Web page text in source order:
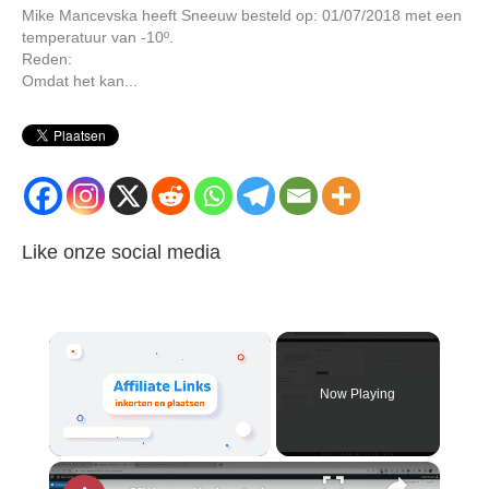
Mike Mancevska heeft Sneeuw besteld op: 01/07/2018 met een
temperatuur van -10º.
Reden:
Omdat het kan...
Like onze social media
Unmute
Now Playing
×